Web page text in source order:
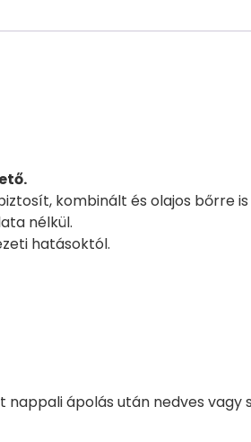
kombinált és olajos bőrre
nélkül.
hatásoktól.
ápolás után nedves vagy